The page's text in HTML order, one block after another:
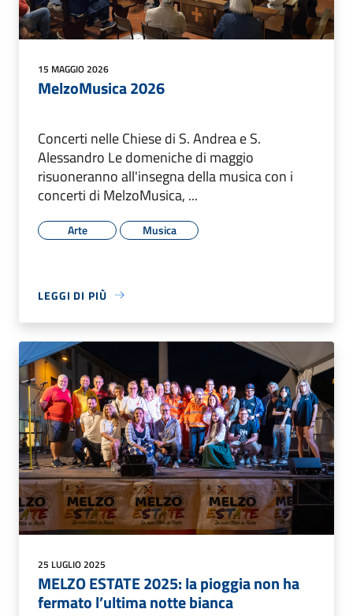
15 MAGGIO 2026
MelzoMusica 2026
Concerti nelle Chiese di S. Andrea e S.
Alessandro Le domeniche di maggio
risuoneranno all'insegna della musica con i
concerti di MelzoMusica, ...
Arte Musica
LEGGI DI PIÙ
25 LUGLIO 2025
MELZO ESTATE 2025: la pioggia non ha
fermato l’ultima notte bianca